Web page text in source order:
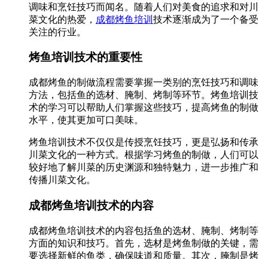
调味和烹饪技巧而闻名。随着人们对美食的追求和对川
菜文化的热爱， 成都烤鱼培训 技术逐渐成为了一个备受
关注的行业。
烤鱼培训技术的重要性
成都烤鱼的制做流程需要掌握一类别的烹饪技巧和调味
方法，包括鱼的选材、腌制、烤制等环节。烤鱼培训技
术的学习可以帮助人们掌握这些技巧，提高烤鱼的制做
水平，使其更加可口美味。
烤鱼培训技术不仅仅是传授烹饪技巧，更是弘扬和传承
川菜文化的一种方式。根据学习烤鱼的制做，人们可以
较好地了解川菜的历史渊源和独特魅力，进一步推广和
传播川菜文化。
成都烤鱼培训技术的内容
成都烤鱼培训技术的内容包括鱼的选材、腌制、烤制等
方面的知识和技巧。首先，选材是烤鱼制做的关键，需
要选择新鲜的鱼类，确保味道和质量。其次，腌制是烤